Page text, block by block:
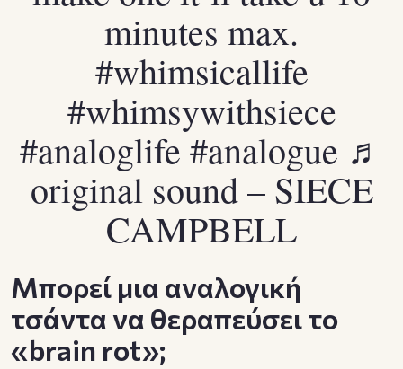
minutes max.
#whimsicallife
#whimsywithsiece
#analoglife #analogue ♬
original sound – SIECE
CAMPBELL
Μπορεί μια αναλογική
τσάντα να θεραπεύσει το
«brain rot»;